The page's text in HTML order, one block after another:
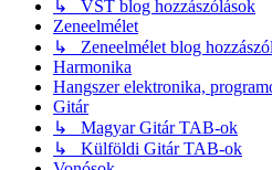
↳ VST blog hozzászólások
Zeneelmélet
↳ Zeneelmélet blog
Harmonika
Hangszer elektronika,
Gitár
↳ Magyar Gitár TAB-ok
↳ Külföldi Gitár TAB-ok